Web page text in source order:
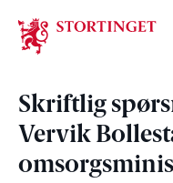
Stortinget.no
Skriftlig
Vervik